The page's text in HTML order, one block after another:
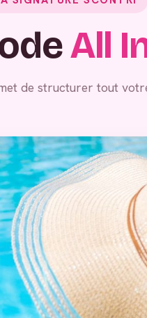
All
de structurer tout